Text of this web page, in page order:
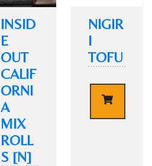
INSID
E
OUT
CALIF
ORNI
A
MIX
ROLL
S [N]
NIGIR
I
TOFU
4,20